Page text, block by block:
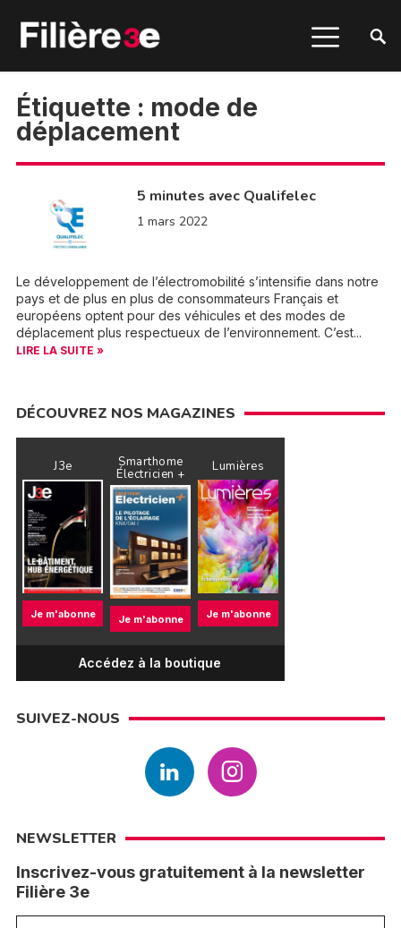
Étiquette : mode de
déplacement
5 minutes avec Qualifelec
1 mars 2022
Le développement de l’électromobilité s’intensifie dans notre
pays et de plus en plus de consommateurs Français et
européens optent pour des véhicules et des modes de
déplacement plus respectueux de l’environnement. C’est...
LIRE LA SUITE »
DÉCOUVREZ NOS MAGAZINES
J3e
Je m'abonne
Smarthome
Électricien +
Je m'abonne
Lumières
Je m'abonne
Accédez à la boutique
SUIVEZ-NOUS
NEWSLETTER
Inscrivez-vous gratuitement à la newsletter
Filière 3e